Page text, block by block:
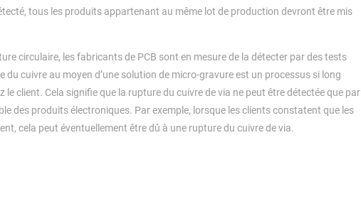
tous les produits appartenant au même lot de production devront être mis
circulaire, les fabricants de PCB sont en mesure de la détecter par des tests
cuivre au moyen d’une solution de micro-gravure est un processus si long
le client. Cela signifie que la rupture du cuivre de via ne peut être détectée que par
des produits électroniques. Par exemple, lorsque les clients constatent que les
cela peut éventuellement être dû à une rupture du cuivre de via.